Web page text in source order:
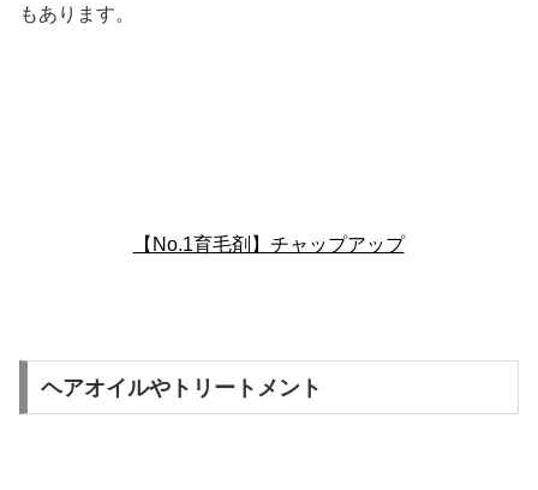
もあります。
【No.1育毛剤】チャップアップ
ヘアオイルやトリートメント